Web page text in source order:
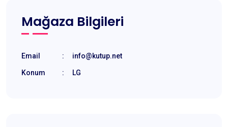
Mağaza Bilgileri
Email : info@kutup.net
Konum : LG